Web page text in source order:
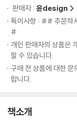
판매자 : 윤design
특이사항 : ## 주문하
#
개인 판매자의 상품은
할 수 있습니다.
구매 전 상품에 대한 문
랍니다.
책소개